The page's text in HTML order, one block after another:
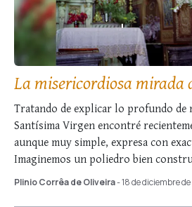
La misericordiosa mirada
Tratando de explicar lo profundo de
Santísima Virgen encontré
aunque muy simple, expresa con
Imaginemos un poliedro bien
triangulares, al mirar una de ellas …
Plinio Corrêa de Oliveira- 18 de diciembre